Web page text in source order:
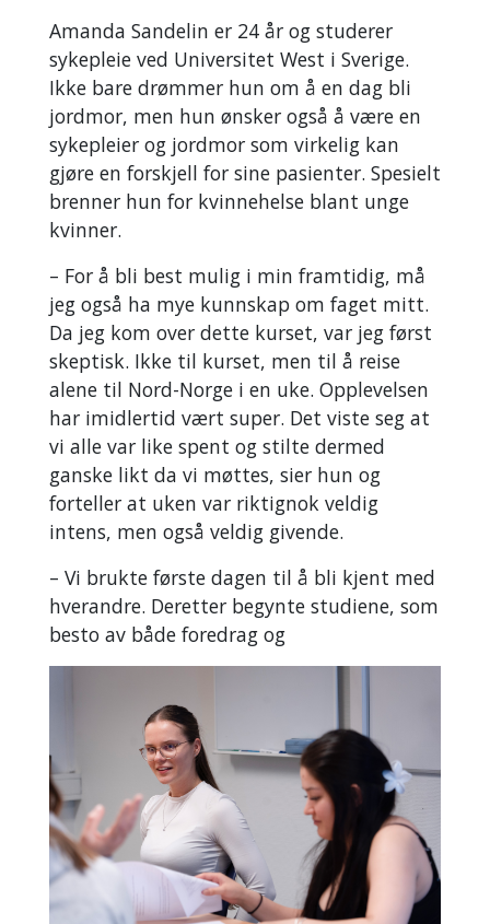
Amanda Sandelin er 24 år og studerer
sykepleie ved Universitet West i Sverige.
Ikke bare drømmer hun om å en dag bli
jordmor, men hun ønsker også å være en
sykepleier og jordmor som virkelig kan
gjøre en forskjell for sine pasienter. Spesielt
brenner hun for kvinnehelse blant unge
kvinner.
– For å bli best mulig i min framtidig, må
jeg også ha mye kunnskap om faget mitt.
Da jeg kom over dette kurset, var jeg først
skeptisk. Ikke til kurset, men til å reise
alene til Nord-Norge i en uke. Opplevelsen
har imidlertid vært super. Det viste seg at
vi alle var like spent og stilte dermed
ganske likt da vi møttes, sier hun og
forteller at uken var riktignok veldig
intens, men også veldig givende.
– Vi brukte første dagen til å bli kjent med
hverandre. Deretter begynte studiene, som
besto av både foredrag og